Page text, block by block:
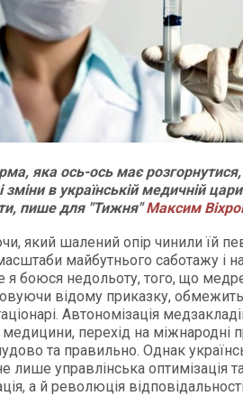
яка ось-ось має
зміни в українській медичній
пише для "Тижня"Максим
який шалений опір чинили їй
майбутнього саботажу і
я боюся недольоту, того, що
відому приказку,
Автономізація
медицини, перехід на міжнародні
та правильно. Однак
лише управлінська оптимізація
а й революція